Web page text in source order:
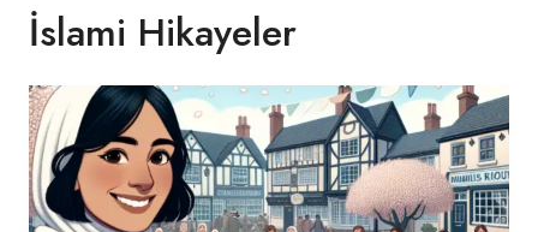
İslami Hikayeler